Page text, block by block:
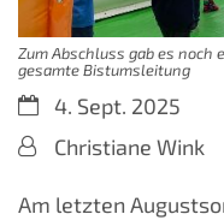
Zum Abschluss gab es noch
gesamte Bistumsleitung
Datum:4. Sept. 2025
Von:Christiane Wink
Am letzten